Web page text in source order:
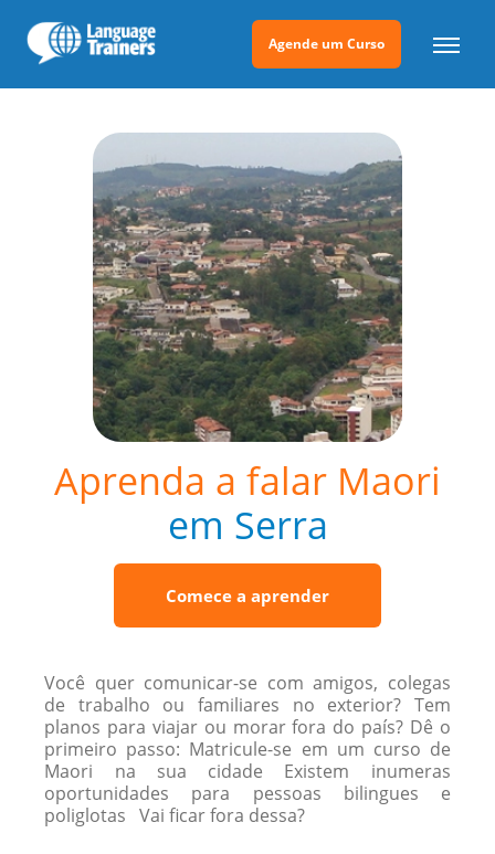
Agende um Curso
Aprenda a falar Maori
em Serra
Comece a aprender
Você quer comunicar-se com amigos, colegas
de trabalho ou familiares no exterior? Tem
planos para viajar ou morar fora do país? Dê o
primeiro passo: Matricule-se em um curso de
Maori na sua cidade Existem inumeras
oportunidades para pessoas bilingues e
poliglotas Vai ficar fora dessa?